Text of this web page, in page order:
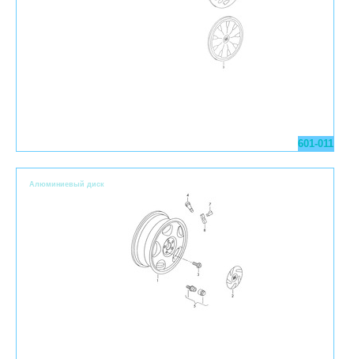
601-011
Алюминиевый диск